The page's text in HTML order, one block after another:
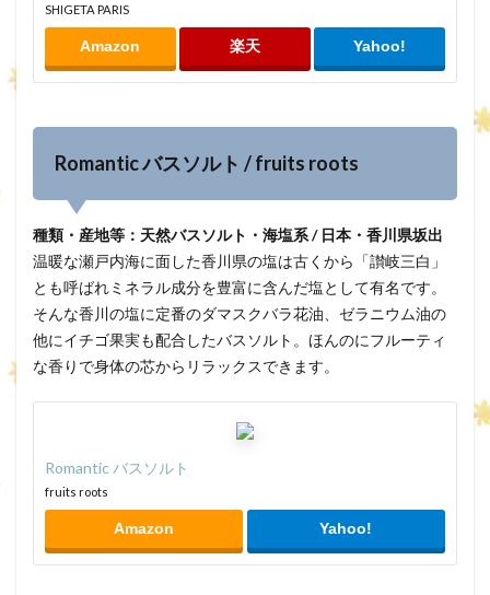
SHIGETA PARIS
Amazon 楽天 Yahoo!
Romantic バスソルト / fruits roots
種類・産地等：天然バスソルト・海塩系 / 日本・香川県坂出
温暖な瀬戸内海に面した香川県の塩は古くから「讃岐三白」
とも呼ばれミネラル成分を豊富に含んだ塩として有名です。
そんな香川の塩に定番のダマスクバラ花油、ゼラニウム油の
他にイチゴ果実も配合したバスソルト。ほんのにフルーティ
な香りで身体の芯からリラックスできます。
Romantic バスソルト
fruits roots
Amazon Yahoo!